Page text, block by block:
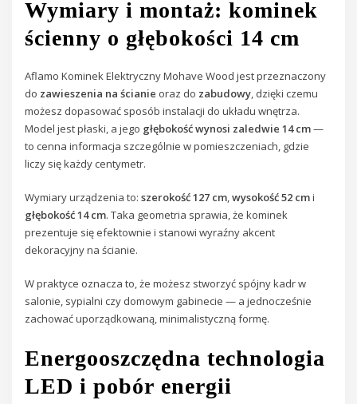
Wymiary i montaż: kominek
ścienny o głębokości 14 cm
Aflamo Kominek Elektryczny Mohave Wood jest przeznaczony
do zawieszenia na ścianie oraz do zabudowy, dzięki czemu
możesz dopasować sposób instalacji do układu wnętrza.
Model jest płaski, a jego głębokość wynosi zaledwie 14 cm—
to cenna informacja szczególnie w pomieszczeniach, gdzie
liczy się każdy centymetr.
Wymiary urządzenia to:szerokość 127 cm,wysokość 52 cmi
głębokość 14 cm. Taka geometria sprawia, że kominek
prezentuje się efektownie i stanowi wyraźny akcent
dekoracyjny na ścianie.
W praktyce oznacza to, że możesz stworzyć spójny kadr w
salonie, sypialni czy domowym gabinecie — a jednocześnie
zachować uporządkowaną, minimalistyczną formę.
Energooszczędna technologia
LED i pobór energii